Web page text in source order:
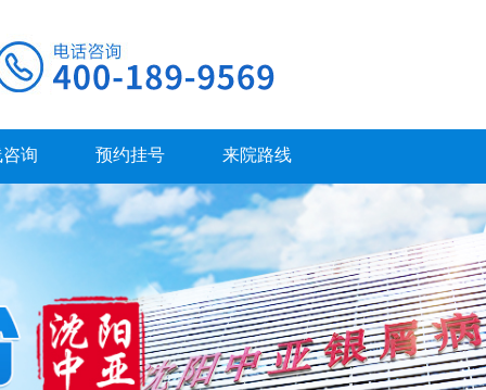
询 预约挂号 来院路线